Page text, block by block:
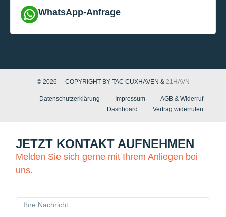
WhatsApp-Anfrage
© 2026 – COPYRIGHT BY TAC CUXHAVEN & 21HAVN
Datenschutzerklärung Impressum
AGB & Widerruf
Dashboard
Vertrag widerrufen
JETZT KONTAKT AUFNEHMEN
Melden Sie sich gerne mit Ihrem Anliegen bei
uns.